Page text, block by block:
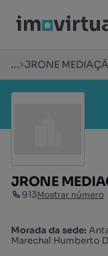
... JRONE
JRONE
913Mostrar número
Morada da sede:
Marechal Humberto